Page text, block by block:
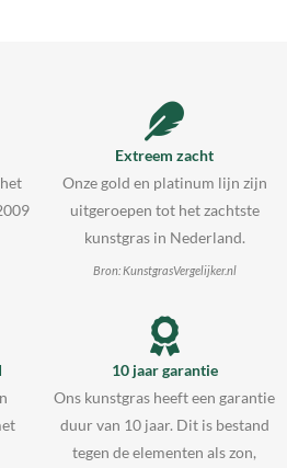
Extreem zacht
Onze gold en platinum lijn zijn
uitgeroepen tot het zachtste
kunstgras in Nederland.
Bron: KunstgrasVergelijker.nl
10 jaar garantie
Ons kunstgras heeft een garantie
duur van 10 jaar. Dit is bestand
tegen de elementen als zon,